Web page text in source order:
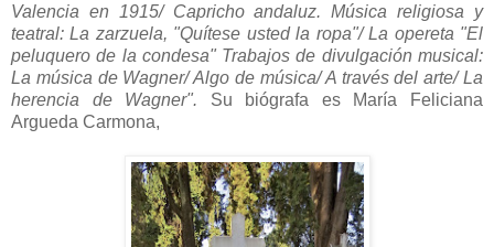
Valencia en 1915/ Capricho andaluz. Música religiosa y
teatral: La zarzuela, "Quítese usted la ropa"/ La opereta "El
peluquero de la condesa" Trabajos de divulgación musical:
La música de Wagner/ Algo de música/ A través del arte/ La
herencia de Wagner". Su biógrafa es María Feliciana
Argueda Carmona,